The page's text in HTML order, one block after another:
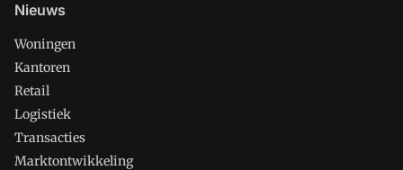
Nieuws
Woningen
Kantoren
Retail
Logistiek
Transacties
Marktontwikkeling